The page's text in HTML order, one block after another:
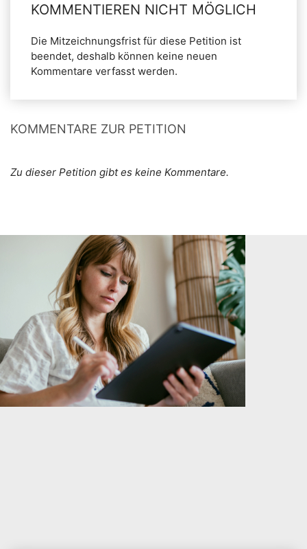
KOMMENTIEREN NICHT MÖGLICH
Die Mitzeichnungsfrist für diese Petition ist
beendet, deshalb können keine neuen
Kommentare verfasst werden.
KOMMENTARE ZUR PETITION
Zu dieser Petition gibt es keine Kommentare.